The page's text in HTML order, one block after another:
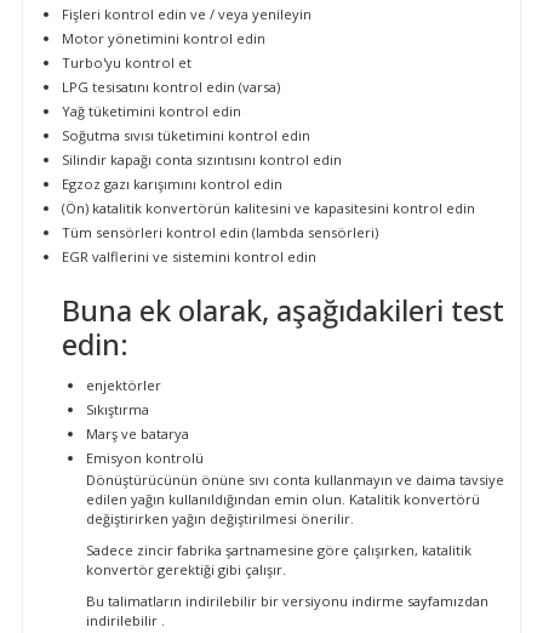
Fişleri kontrol edin ve / veya yenileyin
Motor yönetimini kontrol edin
Turbo'yu kontrol et
LPG tesisatını kontrol edin (varsa)
Yağ tüketimini kontrol edin
Soğutma sıvısı tüketimini kontrol edin
Silindir kapağı conta sızıntısını kontrol edin
Egzoz gazı karışımını kontrol edin
(Ön) katalitik konvertörün kalitesini ve kapasitesini kontrol edin
Tüm sensörleri kontrol edin (lambda sensörleri)
EGR valflerini ve sistemini kontrol edin
Buna ek olarak, aşağıdakileri test
edin:
enjektörler
Sıkıştırma
Marş ve batarya
Emisyon kontrolü
Dönüştürücünün önüne sıvı conta kullanmayın ve daima tavsiye
edilen yağın kullanıldığından emin olun. Katalitik konvertörü
değiştirirken yağın değiştirilmesi önerilir.
Sadece zincir fabrika şartnamesine göre çalışırken, katalitik
konvertör gerektiği gibi çalışır.
Bu talimatların indirilebilir bir versiyonu indirme sayfamızdan
indirilebilir .